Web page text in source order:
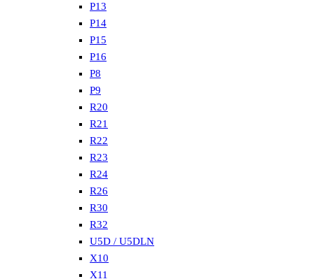
P13
P14
P15
P16
P8
P9
R20
R21
R22
R23
R24
R26
R30
R32
U5D / U5DLN
X10
X11